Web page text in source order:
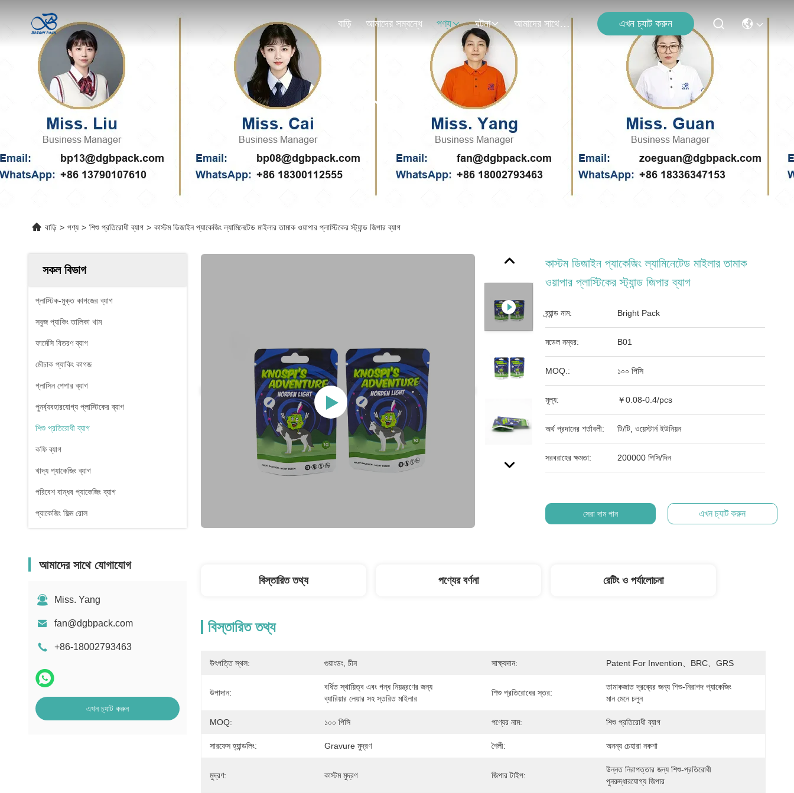
বাড়ি আমাদের সম্বন্ধে পণ্য ঘটনা আমাদের সাথে যোগাযোগ এখন চ্যাট করুন
পণ্যের বিবরণ
বাড়ি > পণ্য > শিশু প্রতিরোধী ব্যাগ > কাস্টম ডিজাইন প্যাকেজিং ল্যামিনেটেড মাইলার তামাক ওয়াপার প্লাস্টিকের স্ট্যান্ড জিপার ব্যাগ
সকল বিভাগ
প্লাস্টিক-মুক্ত কাগজের ব্যাগ
সবুজ প্যাকিং তালিকা খাম
ফার্মেসি বিতরণ ব্যাগ
মৌচাক প্যাকিং কাগজ
গ্লাসিন পেপার ব্যাগ
পুনর্ব্যবহারযোগ্য প্লাস্টিকের ব্যাগ
শিশু প্রতিরোধী ব্যাগ
কফি ব্যাগ
খাদ্য প্যাকেজিং ব্যাগ
পরিবেশ বান্ধব প্যাকেজিং ব্যাগ
প্যাকেজিং ফিল্ম রোল
আমাদের সাথে যোগাযোগ
Miss. Yang
fan@dgbpack.com
+86-18002793463
এখন চ্যাট করুন
কাস্টম ডিজাইন প্যাকেজিং ল্যামিনেটেড মাইলার তামাক
ওয়াপার প্লাস্টিকের স্ট্যান্ড জিপার ব্যাগ
ব্র্যান্ড নাম: Bright Pack
মডেল নম্বর: B01
MOQ.: ১০০ পিসি
মূল্য: ￥0.08-0.4/pcs
অর্থ প্রদানের শর্তাবলী: টি/টি, ওয়েস্টার্ন ইউনিয়ন
সরবরাহের ক্ষমতা: 200000 পিসি/দিন
সেরা দাম পান এখন চ্যাট করুন
বিস্তারিত তথ্য পণ্যের বর্ণনা রেটিং ও পর্যালোচনা
বিস্তারিত তথ্য
উৎপত্তি স্থল: গুয়াংডং, চীন সাক্ষ্যদান: Patent For Invention、BRC、GRS
উপাদান:
বর্ধিত স্থায়িত্ব এবং গন্ধ নিয়ন্ত্রণের জন্য
ব্যারিয়ার লেয়ার সহ স্তরিত মাইলার
শিশু প্রতিরোধের স্তর:
তামাকজাত দ্রব্যের জন্য শিশু-নিরাপদ প্যাকেজিং
মান মেনে চলুন
MOQ: ১০০ পিসি পণ্যের নাম: শিশু প্রতিরোধী ব্যাগ
সারফেস হ্যান্ডলিং: Gravure মুদ্রণ শৈলী: অনন্য চেহারা নকশা
মুদ্রণ: কাস্টম মুদ্রণ জিপার টাইপ:
উন্নত নিরাপত্তার জন্য শিশু-প্রতিরোধী
পুনরুদ্ধারযোগ্য জিপার